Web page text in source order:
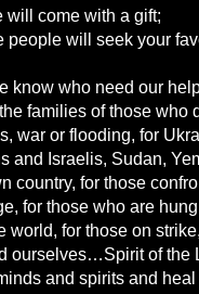
will come with a gift;
people will seek your
know who need our
families of those who
war or flooding, for
and Israelis, Sudan,
country, for those
for those who are
world, for those on
ourselves…Spirit of the
and spirits and